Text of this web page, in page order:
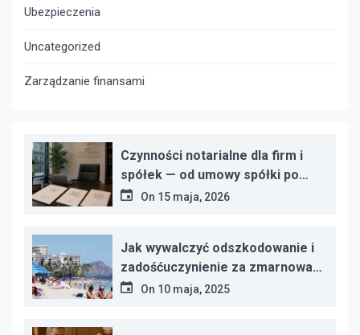
Ubezpieczenia
Uncategorized
Zarządzanie finansami
Czynności notarialne dla firm i
spółek — od umowy spółki po
protokoły zgromadzeń
On 15 maja, 2026
Jak wywalczyć odszkodowanie i
zadośćuczynienie za zmarnowany
urlop?
On 10 maja, 2025